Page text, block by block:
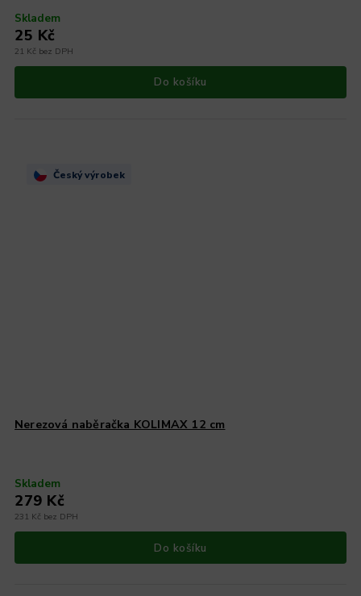
Skladem
21 Kč bez DPH
25 Kč
Do košíku
Český výrobek
Nerezová naběračka KOLIMAX 12 cm
Skladem
231 Kč bez DPH
279 Kč
Do košíku